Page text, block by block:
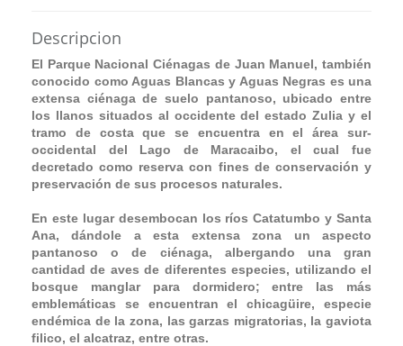
Descripcion
El Parque Nacional Ciénagas de Juan Manuel, también
conocido como Aguas Blancas y Aguas Negras es una
extensa ciénaga de suelo pantanoso, ubicado entre
los llanos situados al occidente del estado Zulia y el
tramo de costa que se encuentra en el área sur-
occidental del Lago de Maracaibo, el cual fue
decretado como reserva con fines de conservación y
preservación de sus procesos naturales.
En este lugar desembocan los ríos Catatumbo y Santa
Ana, dándole a esta extensa zona un aspecto
pantanoso o de ciénaga, albergando una gran
cantidad de aves de diferentes especies, utilizando el
bosque manglar para dormidero; entre las más
emblemáticas se encuentran el chicagüire, especie
endémica de la zona, las garzas migratorias, la gaviota
filico, el alcatraz, entre otras.